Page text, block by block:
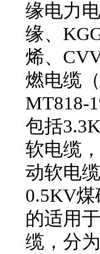
缘电力
缘、
烯、
燃电缆
MT818-
包括
软电缆，
动软电
0.5KV煤
的适用
缆，分